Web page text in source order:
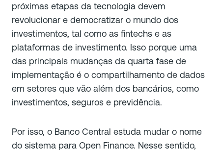
próximas etapas da tecnologia devem
revolucionar e democratizar o mundo dos
investimentos, tal como as fintechs e as
plataformas de investimento. Isso porque uma
das principais mudanças da quarta fase de
implementação é o compartilhamento de dados
em setores que vão além dos bancários, como
investimentos, seguros e previdência.
Por isso, o Banco Central estuda mudar o nome
do sistema para Open Finance. Nesse sentido,